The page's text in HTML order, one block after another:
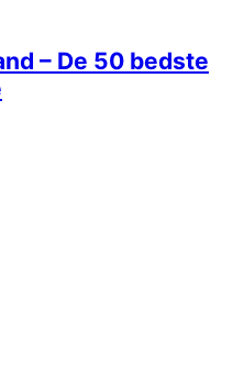
– De 50 bedste